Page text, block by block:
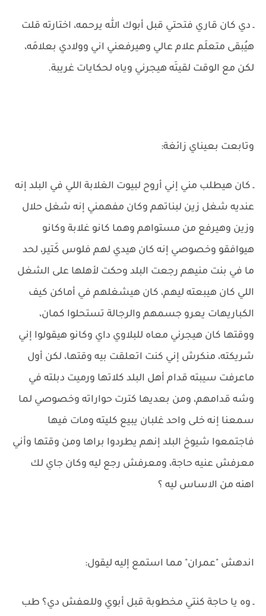
ـ دي كان قاري فتحتي قبل أبوك الله يرحمه، اختارته قلت
هيُبقى متعلَم علام عالي وهيرفعني اني وولادي بعلامَه،
لكن مع الوقت لقيتَه هيجرني وياه لحكايات غريبة.
وتابعت بعيناي زائغة:
ـ كان هيطلب مني إني أروح لبيوت الغلابة اللي في البلد إنه
عنديه شغل زين لبناتهم وكان مفهمني إنه شغل حلال
وزين وهيرفع من مستواهم وهما كانو غلابة وكانو
هيوافقو وخصوصي إنه كان هيدي لهم فلوس كَتير، لحد
ما في بنت منيهم رجعت البلد وحكت لأهلها على الشغل
اللي كان هيبعته ليهم، كان هيشغلهم في أماكن كيف
الكباريهات يعرو جسمهم والرجالة تستحلوا كمان،
ووقتها كان هيجرني معاه للبلاوي داي وكانو هيقولوا إني
شريكته، منكرش إني كنت اتعلقت بيه وقتها، لكن أول
ماعرفت سيبته قدام أهل البلد كلاتها ورميت دبلته في
وشه قدامهم، ومن بعديها كترت حواراته وخصوصي لما
سمعنا إنه خلى واحد غلبان يبيع كليته ومات فيها
فاجتمعوا شيوخ البلد إنهم يطردوا براها ومن وقتها وأني
معرفش عنيه حاجة، ومعرفش رجع ليه وكان جاي لك
اهنه من الاساس ليه ؟
اندهش "عمران" مما استمع إليه ليقول:
ـ وه يا حاجة كنتي مخطوبة قبل أبوي وللعفش دي؟ طب